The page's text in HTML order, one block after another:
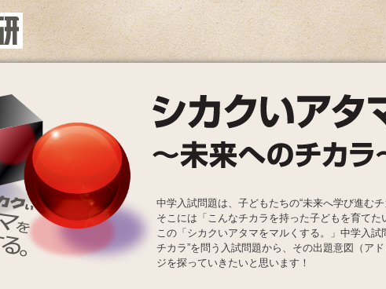
中学入試問題は、子どもたちの“未来へ学び進むチ
そこには「こんなチカラを持った子どもを育てた
この「シカクいアタマをマルくする。」中学入
チカラ”を問う入試問題から、その出題意図（ア
ジを探っていきたいと思います！